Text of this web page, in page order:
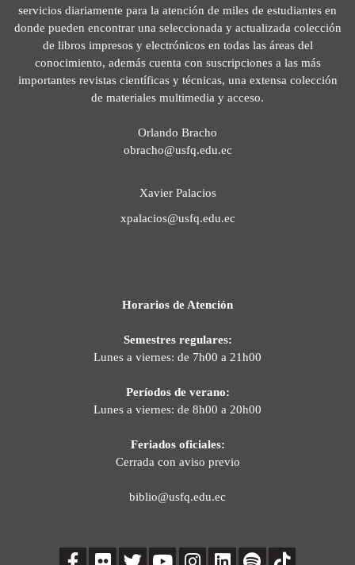
servicios diariamente para la atención de miles de estudiantes en
donde pueden encontrar una seleccionada y actualizada colección
de libros impresos y electrónicos en todas las áreas del
conocimiento, además cuenta con suscripciones a las más
importantes revistas científicas y técnicas, una extensa colección
de materiales multimedia y acceso.
Orlando Bracho
obracho@usfq.edu.ec
Xavier Palacios
xpalacios@usfq.edu.ec
Horarios de Atención
Semestres regulares:
Lunes a viernes: de 7h00 a 21h00
Períodos de verano:
Lunes a viernes: de 8h00 a 20h00
Feriados oficiales:
Cerrada con aviso previo
biblio@usfq.edu.ec